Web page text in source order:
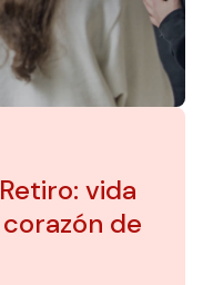
vida
de